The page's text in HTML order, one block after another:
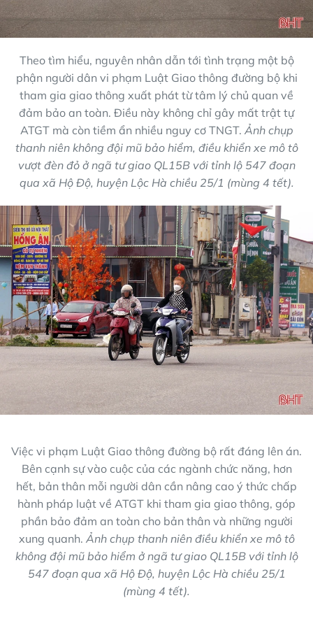
Theo tìm hiểu, nguyên nhân dẫn tới tình trạng một bộ
phận người dân vi phạm Luật Giao thông đường bộ khi
tham gia giao thông xuất phát từ tâm lý chủ quan về
đảm bảo an toàn. Điều này không chỉ gây mất trật tự
ATGT mà còn tiềm ẩn nhiều nguy cơ TNGT. Ảnh chụp
thanh niên không đội mũ bảo hiểm, điều khiển xe mô tô
vượt đèn đỏ ở ngã tư giao QL15B với tỉnh lộ 547 đoạn
qua xã Hộ Độ, huyện Lộc Hà chiều 25/1 (mùng 4 tết).
Việc vi phạm Luật Giao thông đường bộ rất đáng lên án.
Bên cạnh sự vào cuộc của các ngành chức năng, hơn
hết, bản thân mỗi người dân cần nâng cao ý thức chấp
hành pháp luật về ATGT khi tham gia giao thông, góp
phần bảo đảm an toàn cho bản thân và những người
xung quanh. Ảnh chụp thanh niên điều khiển xe mô tô
không đội mũ bảo hiểm ở ngã tư giao QL15B với tỉnh lộ
547 đoạn qua xã Hộ Độ, huyện Lộc Hà chiều 25/1
(mùng 4 tết).